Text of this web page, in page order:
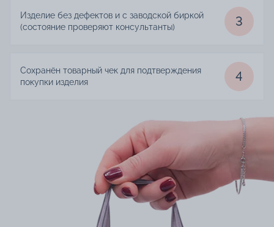
Изделие без дефектов и с заводской биркой
(состояние проверяют консультанты)
3
Сохранён товарный чек для подтверждения
покупки изделия
4